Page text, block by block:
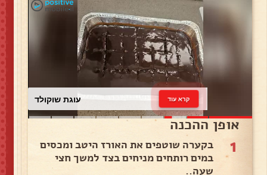
עוגת שוקולד קרא עוד
אופן ההכנה
1
בקערה שוטפים את האורז היטב ומכסים
במים רותחים מניחים בצד למשך חצי
שעה..